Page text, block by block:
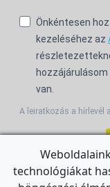
Önkéntesen
kezeléséhez az
van.
A leiratkozás a hírlevél
For the English
technológiákat